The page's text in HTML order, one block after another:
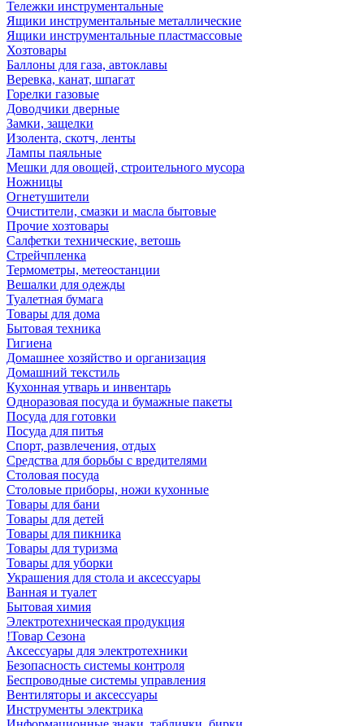
Тележки инструментальные
Ящики инструментальные металлические
Ящики инструментальные пластмассовые
Хозтовары
Баллоны для газа, автоклавы
Веревка, канат, шпагат
Горелки газовые
Доводчики дверные
Замки, защелки
Изолента, скотч, ленты
Лампы паяльные
Мешки для овощей, строительного мусора
Ножницы
Огнетушители
Очистители, смазки и масла бытовые
Прочие хозтовары
Салфетки технические, ветошь
Стрейчпленка
Термометры, метеостанции
Вешалки для одежды
Туалетная бумага
Товары для дома
Бытовая техника
Гигиена
Домашнее хозяйство и организация
Домашний текстиль
Кухонная утварь и инвентарь
Одноразовая посуда и бумажные пакеты
Посуда для готовки
Посуда для питья
Спорт, развлечения, отдых
Средства для борьбы с вредителями
Столовая посуда
Столовые приборы, ножи кухонные
Товары для бани
Товары для детей
Товары для пикника
Товары для туризма
Товары для уборки
Украшения для стола и аксессуары
Ванная и туалет
Бытовая химия
Электротехническая продукция
!Товар Сезона
Аксессуары для электротехники
Безопасность системы контроля
Беспроводные системы управления
Вентиляторы и аксессуары
Инструменты электрика